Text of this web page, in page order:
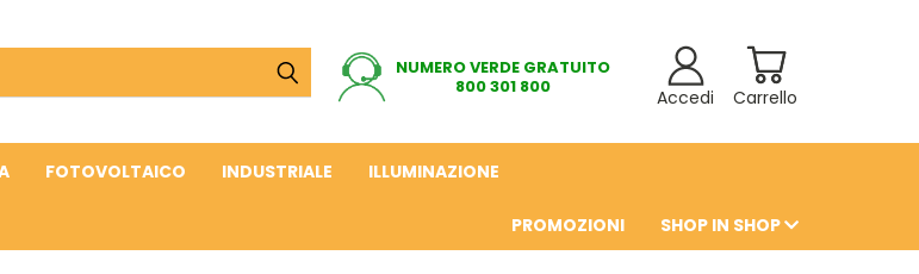
NUMERO VERDE GRATUITO
800 301 800
Carrello
Accedi
FOTOVOLTAICO INDUSTRIALE ILLUMINAZIONE
PROMOZIONI SHOP IN SHOP